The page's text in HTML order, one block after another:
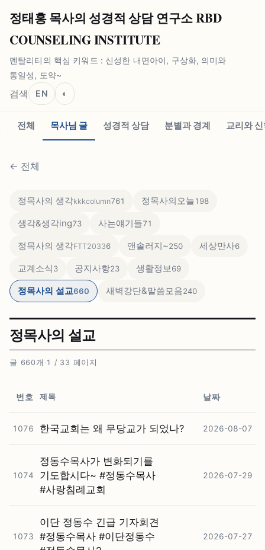
정태홍 목사의 성경적 상담 연구소 RBD
COUNSELING INSTITUTE
멘탈리티의 핵심 키워드 : 신성한 내면아이, 구상화, 의미와
통일성, 도약~
검색 EN ◐
전체 목사님 글 성경적 상담 분별과 경계 교리와
← 전체
정목사의 생각kkkcolumn761 정목사의오늘198
생각&생각ing73 사는얘기들71
정목사의 생각FTT20336 앤솔러지~250 세상만사6
교계소식3 공지사항23 생활정보69
정목사의 설교660 새벽강단&말씀모음240
정목사의 설교
글 660개 · 1 / 33 페이지
번호 제목 날짜
1076 한국교회는 왜 무당교가 되었나? 2026-08-07
1074
정동수목사가 변화되기를
기도합시다~ #⁠정동수목사
#⁠사랑침례교회
2026-07-29
1073
이단 정동수 긴급 기자회견
#⁠정동수목사 #⁠이단정동수
2026-07-27